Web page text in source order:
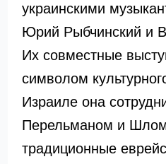
украинскими
Юрий Рыбчинский и
Их совместные
символом
Израиле она
Перельманом и
традиционные